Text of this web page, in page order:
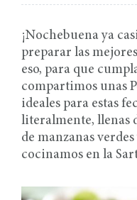
¡Nochebuena ya
preparar las
eso, para que
compartimos unas
ideales para estas
literalmente, llenas
de manzanas
cocinamos en la